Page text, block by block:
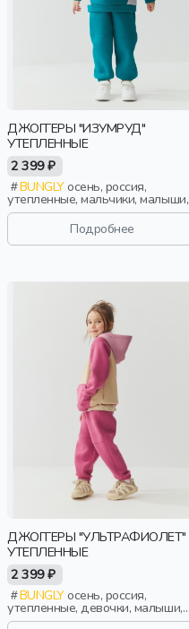
ДЖОГГЕРЫ "ИЗУМРУД"
УТЕПЛЕННЫЕ
2 399 ₽
BUNGLYосень, россия,
утепленные, мальчики, малыши,
дошкольники, дети
Подробнее
ДЖОГГЕРЫ "УЛЬТРАФИОЛЕТ"
УТЕПЛЕННЫЕ
2 399 ₽
BUNGLYосень, россия,
утепленные, девочки, малыши,
дошкольники, дети